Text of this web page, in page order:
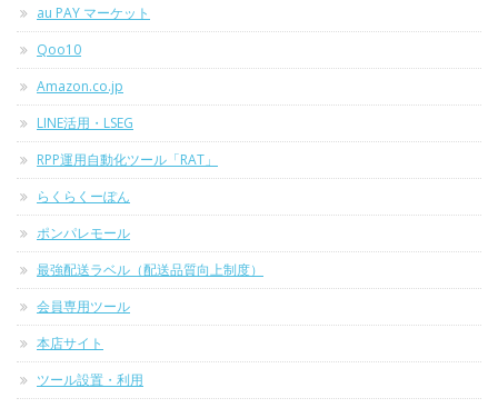
au PAY マーケット
Qoo10
Amazon.co.jp
LINE活用・LSEG
RPP運用自動化ツール「RAT」
らくらくーぽん
ポンパレモール
最強配送ラベル（配送品質向上制度）
会員専用ツール
本店サイト
ツール設置・利用